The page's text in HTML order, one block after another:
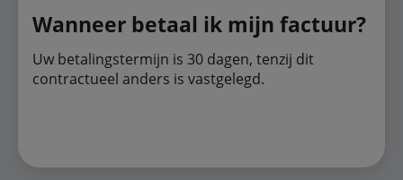
Wanneer betaal ik mijn factuur?
Uw betalingstermijn is 30 dagen, tenzij dit
contractueel anders is vastgelegd.